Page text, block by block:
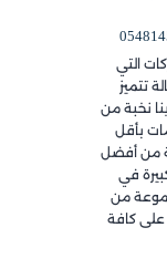
التي
تتميز
نخبة من
بأقل
من أفضل
في
من
التي تصل إلى أكثر من 25% على كافة